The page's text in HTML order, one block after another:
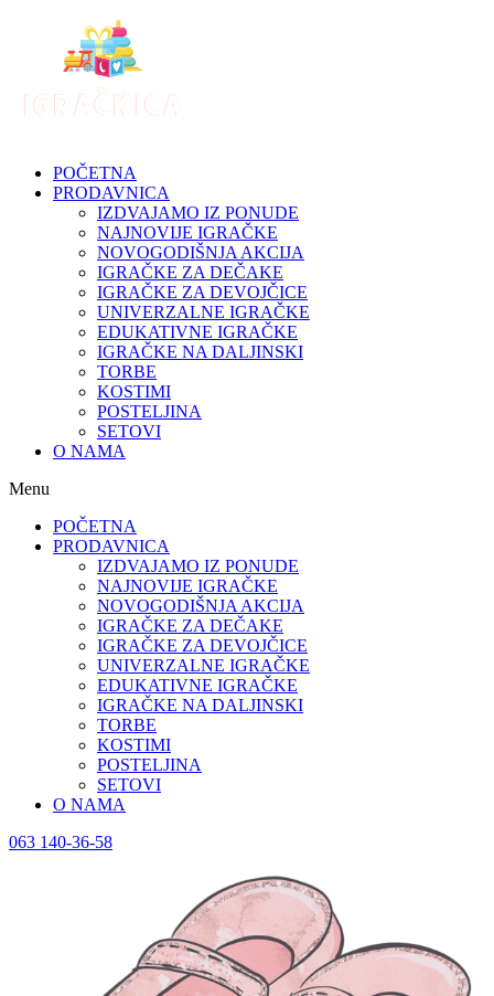
POČETNA
PRODAVNICA
IZDVAJAMO IZ PONUDE
NAJNOVIJE IGRAČKE
NOVOGODIŠNJA AKCIJA
IGRAČKE ZA DEČAKE
IGRAČKE ZA DEVOJČICE
UNIVERZALNE IGRAČKE
EDUKATIVNE IGRAČKE
IGRAČKE NA DALJINSKI
TORBE
KOSTIMI
POSTELJINA
SETOVI
O NAMA
Menu
POČETNA
PRODAVNICA
IZDVAJAMO IZ PONUDE
NAJNOVIJE IGRAČKE
NOVOGODIŠNJA AKCIJA
IGRAČKE ZA DEČAKE
IGRAČKE ZA DEVOJČICE
UNIVERZALNE IGRAČKE
EDUKATIVNE IGRAČKE
IGRAČKE NA DALJINSKI
TORBE
KOSTIMI
POSTELJINA
SETOVI
O NAMA
063 140-36-58